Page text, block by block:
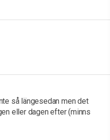
så längesedan men det
eller dagen efter (minns